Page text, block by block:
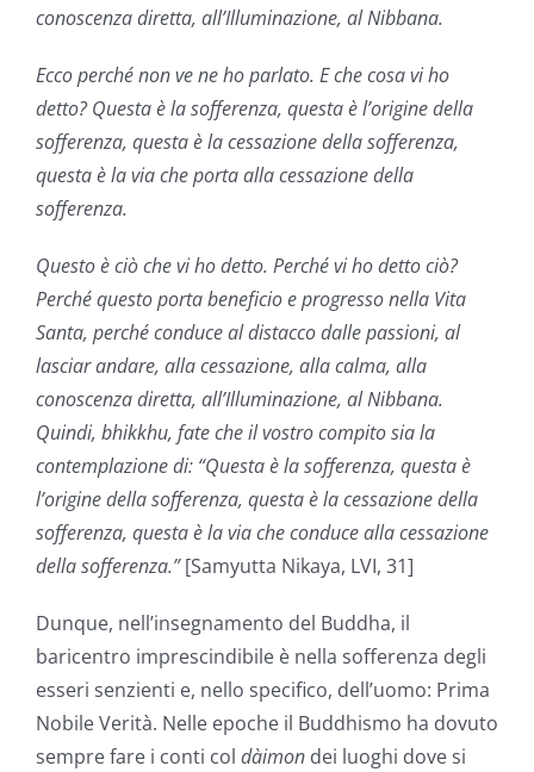
conoscenza diretta, all’Illuminazione, al Nibbana.
Ecco perché non ve ne ho parlato. E che cosa vi ho
detto? Questa è la sofferenza, questa è l’origine della
sofferenza, questa è la cessazione della sofferenza,
questa è la via che porta alla cessazione della
sofferenza.
Questo è ciò che vi ho detto. Perché vi ho detto ciò?
Perché questo porta beneficio e progresso nella Vita
Santa, perché conduce al distacco dalle passioni, al
lasciar andare, alla cessazione, alla calma, alla
conoscenza diretta, all’Illuminazione, al Nibbana.
Quindi, bhikkhu, fate che il vostro compito sia la
contemplazione di: “Questa è la sofferenza, questa è
l’origine della sofferenza, questa è la cessazione della
sofferenza, questa è la via che conduce alla cessazione
della sofferenza.”[Samyutta Nikaya, LVI, 31]
Dunque, nell’insegnamento del Buddha, il
baricentro imprescindibile è nella sofferenza degli
esseri senzienti e, nello specifico, dell’uomo: Prima
Nobile Verità. Nelle epoche il Buddhismo ha dovuto
sempre fare i conti col dàimon dei luoghi dove si